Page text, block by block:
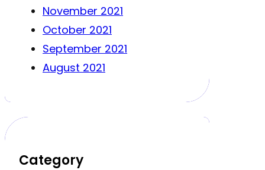
November 2021
October 2021
September 2021
August 2021
Category